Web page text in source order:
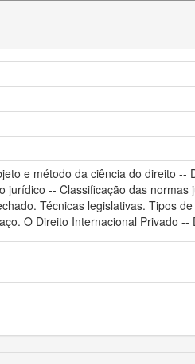
e método da ciência do direito
-- Classificação das
Técnicas legislativas. Tipos
O Direito Internacional Privado